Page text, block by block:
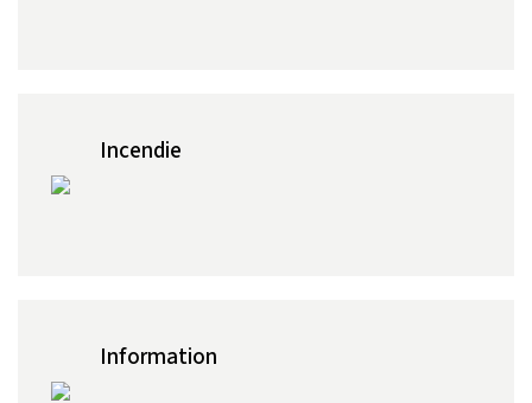
Incendie
Information